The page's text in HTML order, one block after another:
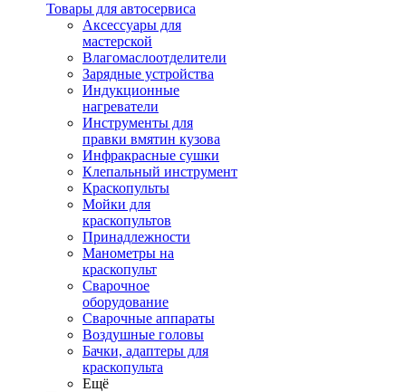
Товары для автосервиса
Аксессуары для
мастерской
Влагомаслоотделители
Зарядные устройства
Индукционные
нагреватели
Инструменты для
правки вмятин кузова
Инфракрасные сушки
Клепальный инструмент
Краскопульты
Мойки для
краскопультов
Принадлежности
Манометры на
краскопульт
Сварочное
оборудование
Сварочные аппараты
Воздушные головы
Бачки, адаптеры для
краскопульта
Ещё